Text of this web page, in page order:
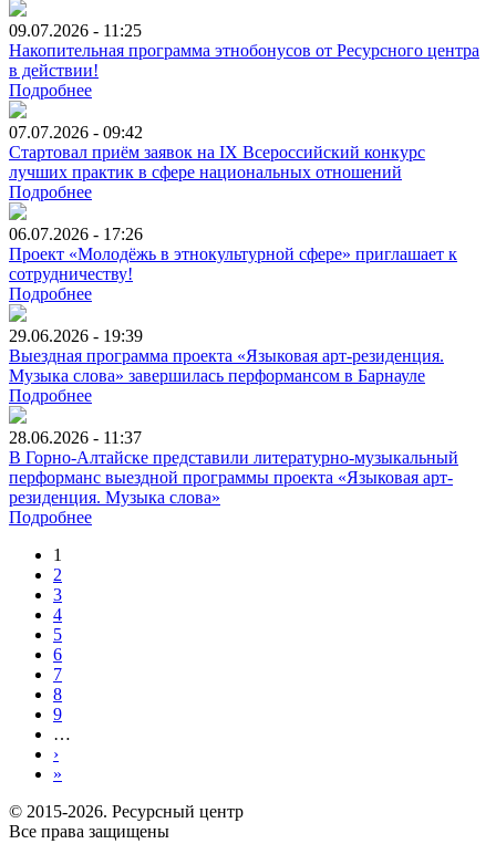
09.07.2026 - 11:25
Накопительная программа этнобонусов от Ресурсного центра
в действии!
Подробнее
07.07.2026 - 09:42
Стартовал приём заявок на IX Всероссийский конкурс
лучших практик в сфере национальных отношений
Подробнее
06.07.2026 - 17:26
Проект «Молодёжь в этнокультурной сфере» приглашает к
сотрудничеству!
Подробнее
29.06.2026 - 19:39
Выездная программа проекта «Языковая арт-резиденция.
Музыка слова» завершилась перформансом в Барнауле
Подробнее
28.06.2026 - 11:37
В Горно-Алтайске представили литературно-музыкальный
перформанс выездной программы проекта «Языковая арт-
резиденция. Музыка слова»
Подробнее
1
2
3
4
5
6
7
8
9
…
›
»
© 2015-2026. Ресурсный центр
Все права защищены